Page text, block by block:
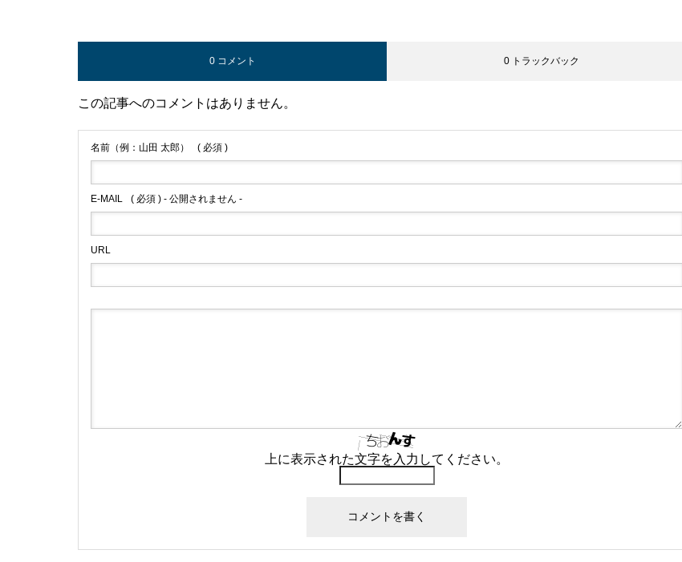
0 コメント 0 トラックバック
この記事へのコメントはありません。
名前（例：山田 太郎） ( 必須 )
E-MAIL ( 必須 ) - 公開されません -
URL
上に表示された文字を入力してください。